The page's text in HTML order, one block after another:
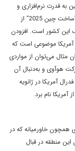
به قدرت نرم‌افزاری و
تکنولوژیک: برنامه‌های جاه‌طلبانه چین از جمله برنامه ”ساخت چین 2025“ از
این کشور است. افزودن
آمریکا موضوعی است که
مثال می‌توان از مواردی
هوآوی و به‌دنبال آن
آمریکا در ژانویه
خاورمیانه که در
منطقه در قبال